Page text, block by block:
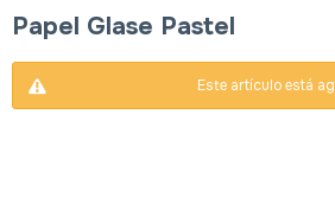
Papel Glase Pastel
Este artículo está